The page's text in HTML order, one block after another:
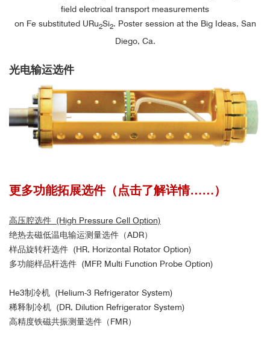
field electrical transport measurements
on Fe substituted URu2Si2. Poster session at the Big Ideas, San
Diego, Ca.
光电输运选件
更多功能拓展选件（点击了解详情……）
高压腔选件 (High Pressure Cell Option)
绝热去磁低温电输运测量选件（ADR）
样品旋转杆选件 (HR, Horizontal Rotator Option)
多功能样品杆选件 (MFP, Multi Function Probe Option)
He3制冷机 (Helium-3 Refrigerator System)
稀释制冷机 (DR, Dilution Refrigerator System)
高精度铁磁共振测量选件（FMR）